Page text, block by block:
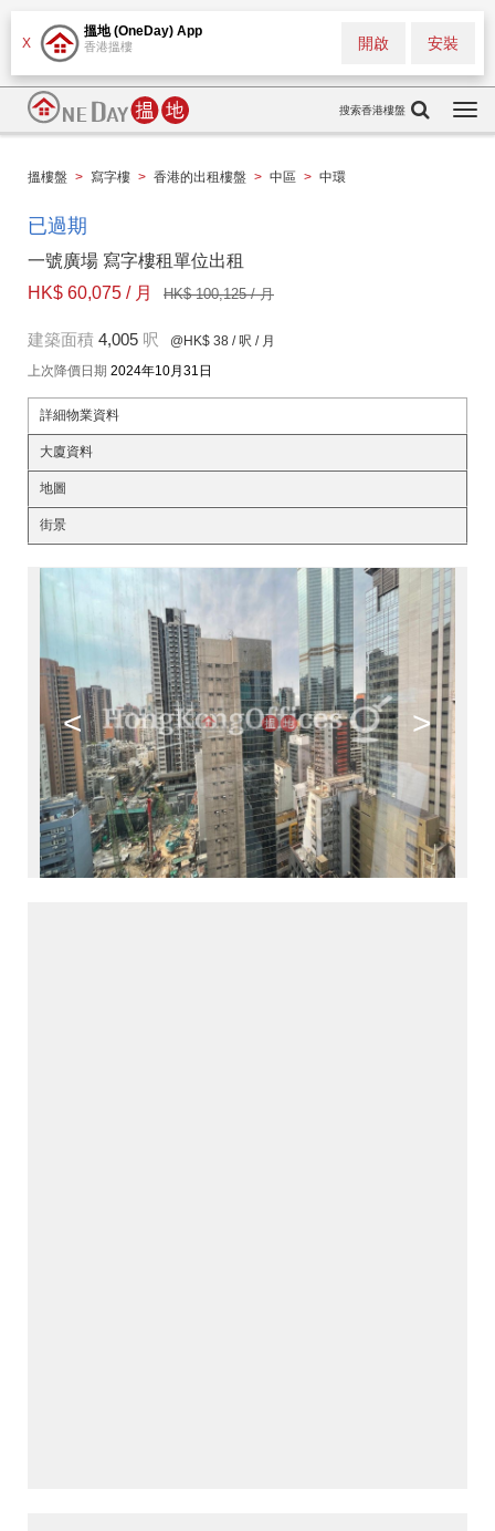
X
搵地 (OneDay) App
香港搵樓 安裝
開啟
搜索香港樓盤
搵樓盤 > 寫字樓 > 香港的出租樓盤 > 中區 > 中環
已過期
一號廣場 寫字樓租單位出租
HK$ 60,075 / 月
HK$ 100,125 / 月
建築面積 4,005 呎 @HK$ 38 / 呎 / 月
上次降價日期 2024年10月31日
詳細物業資料
大廈資料
地圖
街景
< >